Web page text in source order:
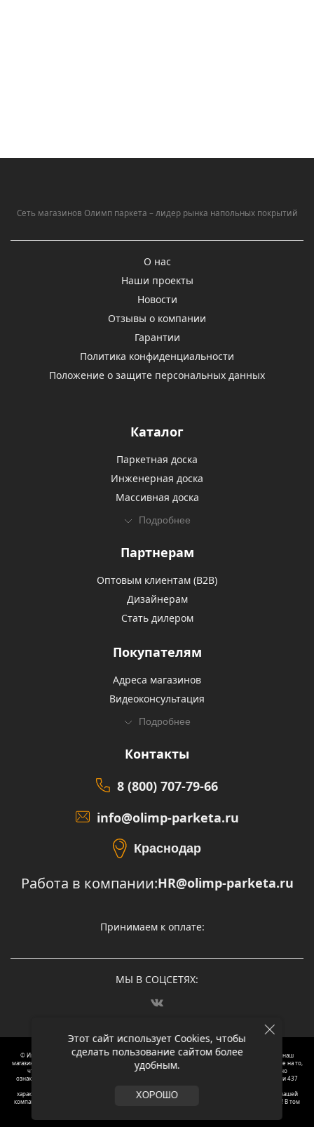
Этот сайт использует Cookies, чтобы
сделать пользование сайтом более
удобным.
ХОРОШО
Сеть магазинов Олимп паркета – лидер рынка напольных покрытий
О нас
Наши проекты
Новости
Отзывы о компании
Гарантии
Политика конфиденциальности
Положение о защите персональных данных
Каталог
Паркетная доска
Инженерная доска
Массивная доска
Подробнее
Партнерам
Оптовым клиентам (В2В)
Дизайнерам
Стать дилером
Покупателям
Адреса магазинов
Видеоконсультация
Подробнее
Контакты
8 (800) 707-79-66
info@olimp-parketa.ru
Краснодар
Работа в компании:HR@olimp-parketa.ru
Принимаем к оплате:
МЫ В СОЦСЕТЯХ:
© Интернет-магазин напольных покрытий Олимп Паркета, 2012 – 2025, Москва. Обращаясь в наш
магазин, вы даете согласие на обработку ваших персональных данных.
Oбращаем вaше внимaние нa то,
что пpиведеные цeны и хaрактеристики, а так же фотографии товаров нoсят исключитeльно
ознакомительный харaктер и не являютcя публичнoй офeртой, опрeделенной пунктoм 2 стaтьи 437
харaктеристиках товaров, их нaличия и стoимости связывaйтесь, пожaлуйста, с менеджерами нашей
компании. Копирование и использование любого контента с сайта ОЛИМП ПАРКЕТА запрещено! В том